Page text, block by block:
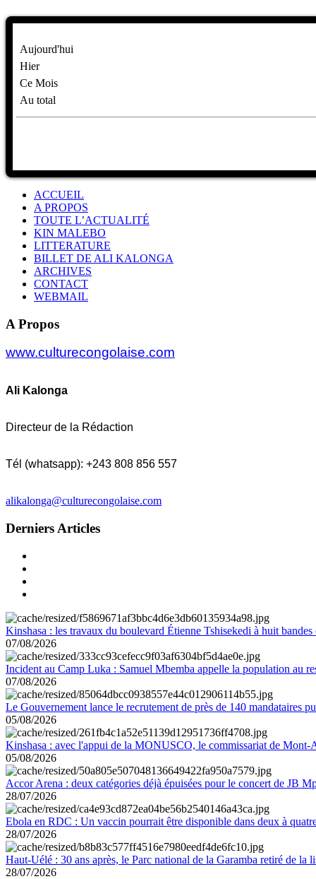
Aujourd'hui
Hier
Ce Mois
Au total
ACCUEIL
A PROPOS
TOUTE L’ACTUALITÉ
KIN MALEBO
LITTERATURE
BILLET DE ALI KALONGA
ARCHIVES
CONTACT
WEBMAIL
A Propos
www.culturecongolaise.com
Ali Kalonga
Directeur de la Rédaction
Tél (whatsapp): +243 808 856 557
alikalonga@culturecongolaise.com
Derniers Articles
Kinshasa : les travaux du boulevard Étienne Tshisekedi à huit
07/08/2026
Incident au Camp Luka : Samuel Mbemba appelle la population au
07/08/2026
Le Gouvernement lance le recrutement de près de 140 mandataires
05/08/2026
Kinshasa : avec l'appui de la MONUSCO, le commissariat de Mont-
05/08/2026
Accor Arena : deux catégories déjà épuisées pour le concert de JB
28/07/2026
Ebola en RDC : Un vaccin pourrait être disponible dans deux à
28/07/2026
Haut-Uélé : 30 ans après, le Parc national de la Garamba retiré de la
28/07/2026